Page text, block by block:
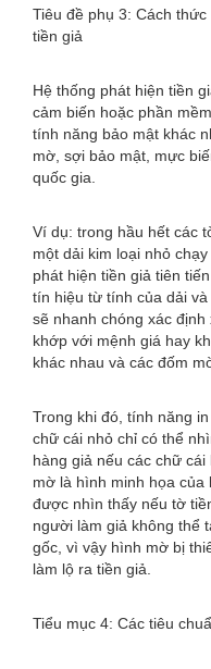
Tiêu đề phụ 3: Cách
tiền giả
Hệ thống phát hiện tiền
cảm biến hoặc phần
tính năng bảo mật khác
mờ, sợi bảo mật, mực
quốc gia.
Ví dụ: trong hầu hết các
một dải kim loại nhỏ
phát hiện tiền giả tiên
tín hiệu từ tính của dải
sẽ nhanh chóng xác
khớp với mệnh giá hay
khác nhau và các đốm
Trong khi đó, tính năng
chữ cái nhỏ chỉ có thể
hàng giả nếu các chữ
mờ là hình minh họa
được nhìn thấy nếu tờ
người làm giả không thể
gốc, vì vậy hình mờ bị
làm lộ ra tiền giả.
Tiểu mục 4: Các tiêu